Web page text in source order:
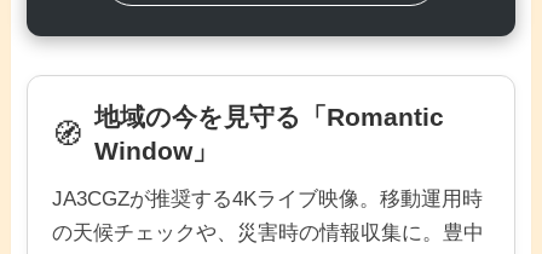
🧭 地域の今を見守る「Romantic
Window」
JA3CGZが推奨する4Kライブ映像。移動運用時
の天候チェックや、災害時の情報収集に。豊中